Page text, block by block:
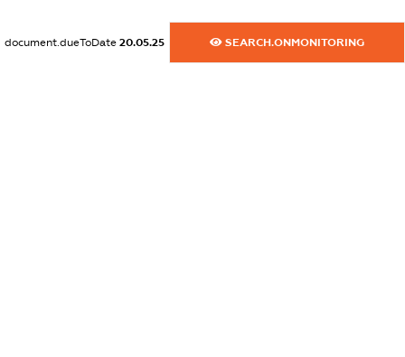
document.dueToDate 20.05.25 SEARCH.ONMONITORING